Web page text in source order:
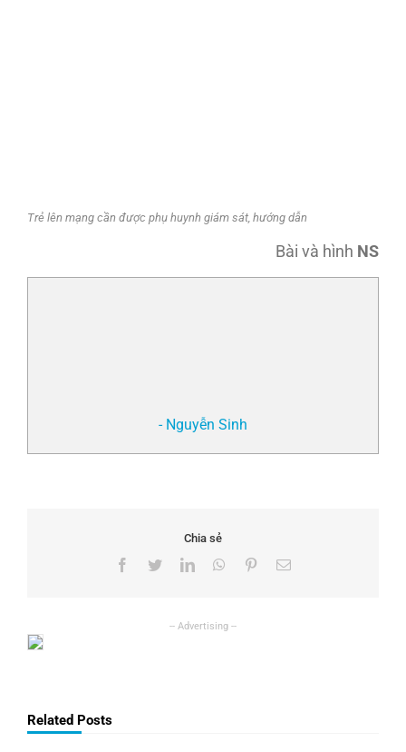
Trẻ lên mạng cần được phụ huynh giám sát, hướng dẫn
Bài và hình NS
- Nguyễn Sinh
Chia sẻ
Facebook
TwitterLinkedInWhatsApp
PinterestEmail
Related Posts